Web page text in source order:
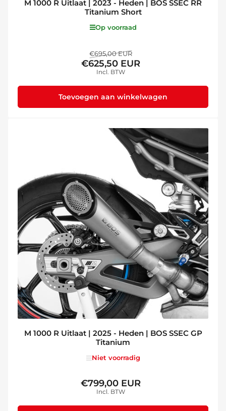
M 1000 R Uitlaat | 2023 - Heden | BOS SSEC RR
Titanium Short
Op voorraad
Normale
prijs
€695,00 EURAanbiedingsprijs
€625,50 EUR
Incl. BTW
Toevoegen aan winkelwagen
M 1000 R Uitlaat | 2025 - Heden | BOS SSEC GP
Titanium
Niet voorradig
Normale
prijs
€799,00 EUR
Incl. BTW